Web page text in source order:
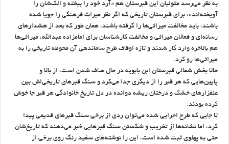
به نظر می‌رسد متولیان این قبرستان هم «آرد خود را بیخته و الک‌شان را
آویخته‌اند»، برای قبرستان تاریخی که اگر نظر میراث فرهنگی را جویا شده
باشند، باید مخالفتِ میراثی‌ها را گرفته باشند، همان طور که بعد از هشدارهای
رسانه‌ای و فعالان میراثی و مخالفت کارشناسان برای امامزاده عبدالله، میراثی‌ها
هم بالاخره وارد کار شدند و تازه اوقاف طرحِ ساماندهی آن محوطه تاریخی را به
میراثی‌ها رو کرد.
حالا بخشِ شمالی قبرستان ابن بابویه در حال صاف شدن است، از بالا و
پایین‌هایی که هر قبر را از دیگری جدا می‌کرد و سنگ قبرهای تاریخی‌اش بین
علفزارهای خشک و درختان ریشه دوانده در دل تاریخِ خانوادگی هر قبر جا خوش
کرده‌ بودند.
تا جایی که طرح اجرایی شده می‌توان ردی از برخی سنگ قبرهای قدیمی پیدا
کرد، اما نشانه‌ها از تخریب و شکستن سنگ قبرهایی خبر می‌دهند که تاریخ‌شان
حتی به پهلوی ثبت شده است، این را نوشته‌های سفید رنگ روی برخی از